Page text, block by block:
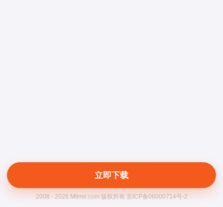
立即下载
2008 - 2026 Mtime.com 版权所有 京ICP备06000714号-2